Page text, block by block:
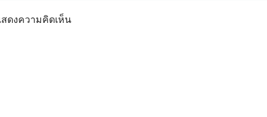
ดงความคิดเห็น